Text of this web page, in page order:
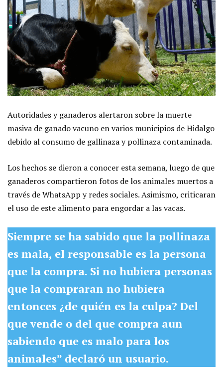
Autoridades y ganaderos alertaron sobre la muerte
masiva de ganado vacuno en varios municipios de Hidalgo
debido al consumo de gallinaza y pollinaza contaminada.
Los hechos se dieron a conocer esta semana, luego de que
ganaderos compartieron fotos de los animales muertos a
través de WhatsApp y redes sociales. Asimismo, criticaran
el uso de este alimento para engordar a las vacas.
Siempre se ha sabido que la pollinaza
es mala, el responsable es la persona
que la compra. Si no hubiera personas
que la compraran no hubiera
entonces ¿de quién es la culpa? Del
que vende o del que compra aun
sabiendo que es malo para los
animales” declaró un usuario.